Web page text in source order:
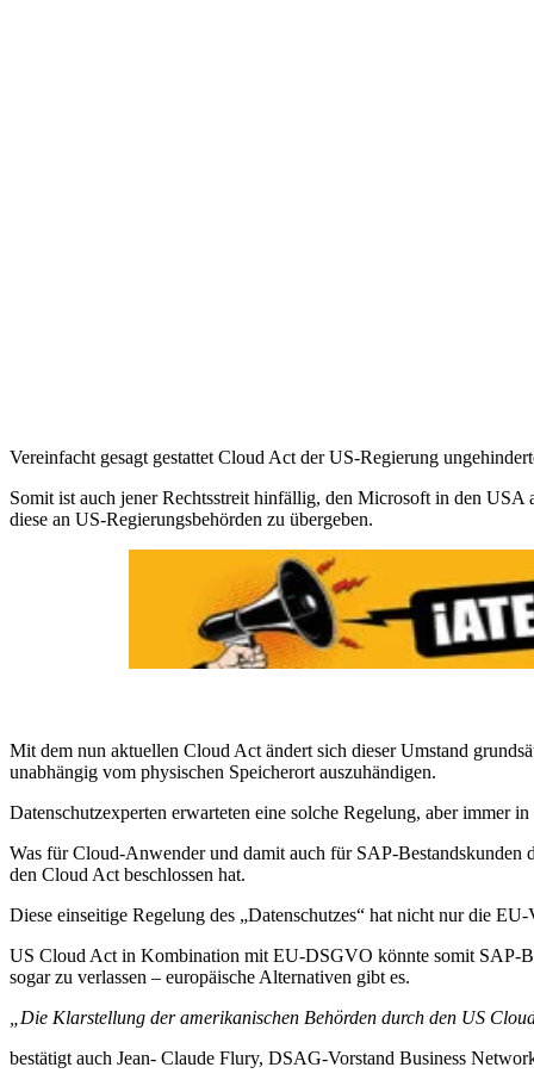
Vereinfacht gesagt gestattet Cloud Act der US-Regierung
Somit ist auch jener Rechtsstreit hinfällig, den Microsoft in den
diese an US-Regierungsbehörden zu übergeben.
Mit dem nun aktuellen Cloud Act ändert sich dieser Umstand
unabhängig vom physischen Speicherort auszuhändigen.
Datenschutzexperten erwarteten eine solche Regelung, aber immer
Was für Cloud-Anwender und damit auch für SAP-Bestandskunden
den Cloud Act beschlossen hat.
Diese einseitige Regelung des „Datenschutzes“ hat nicht nur die
US Cloud Act in Kombination mit EU-DSGVO könnte somit SAP-
sogar zu verlassen – europäische Alternativen gibt es.
„Die Klarstellung der amerikanischen Behörden durch den US
bestätigt auch Jean- Claude Flury, DSAG-Vorstand Business